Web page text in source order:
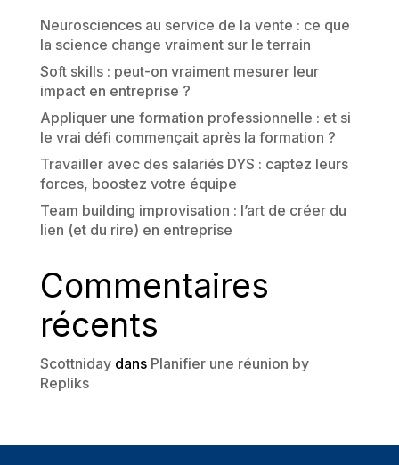
Neurosciences au service de la vente : ce que
la science change vraiment sur le terrain
Soft skills : peut-on vraiment mesurer leur
impact en entreprise ?
Appliquer une formation professionnelle : et si
le vrai défi commençait après la formation ?
Travailler avec des salariés DYS : captez leurs
forces, boostez votre équipe
Team building improvisation : l’art de créer du
lien (et du rire) en entreprise
Commentaires
récents
Scottnidaydans Planifier une réunion by
Repliks